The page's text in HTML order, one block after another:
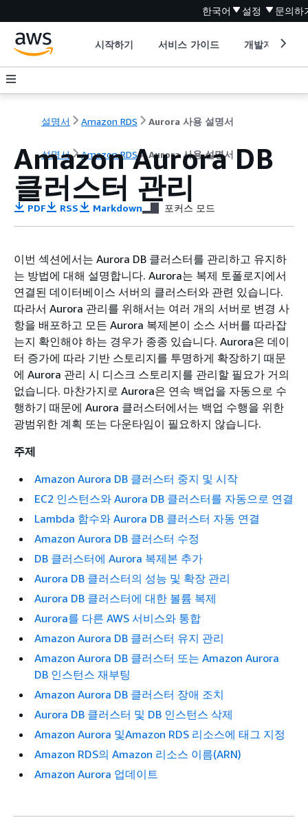
한국어 설정 문의하
시작하기 서비스 가이드 개발자 도구
설명서 Amazon RDS Aurora 사용 설명서
설명서 Amazon RDS Aurora 사용 설명서
Amazon Aurora DB
클러스터 관리
PDF RSS Markdown 포커스 모드
이번 섹션에서는 Aurora DB 클러스터를 관리하고 유지하
는 방법에 대해 설명합니다. Aurora는 복제 토폴로지에서
연결된 데이터베이스 서버의 클러스터와 관련 있습니다.
따라서 Aurora 관리를 위해서는 여러 개의 서버로 변경 사
항을 배포하고 모든 Aurora 복제본이 소스 서버를 따라잡
는지 확인해야 하는 경우가 종종 있습니다. Aurora은 데이
터 증가에 따라 기반 스토리지를 투명하게 확장하기 때문
에 Aurora 관리 시 디스크 스토리지를 관리할 필요가 거의
없습니다. 마찬가지로 Aurora은 연속 백업을 자동으로 수
행하기 때문에 Aurora 클러스터에서는 백업 수행을 위한
광범위한 계획 또는 다운타임이 필요하지 않습니다.
주제
Amazon Aurora DB 클러스터 중지 및 시작
EC2 인스턴스와 Aurora DB 클러스터를 자동으로 연결
Lambda 함수와 Aurora DB 클러스터 자동 연결
Amazon Aurora DB 클러스터 수정
DB 클러스터에 Aurora 복제본 추가
Aurora DB 클러스터의 성능 및 확장 관리
Aurora DB 클러스터에 대한 볼륨 복제
Aurora를 다른 AWS 서비스와 통합
Amazon Aurora DB 클러스터 유지 관리
Amazon Aurora DB 클러스터 또는 Amazon Aurora
DB 인스턴스 재부팅
Amazon Aurora DB 클러스터 장애 조치
Aurora DB 클러스터 및 DB 인스턴스 삭제
Amazon Aurora 및Amazon RDS 리소스에 태그 지정
Amazon RDS의 Amazon 리소스 이름(ARN)
Amazon Aurora 업데이트